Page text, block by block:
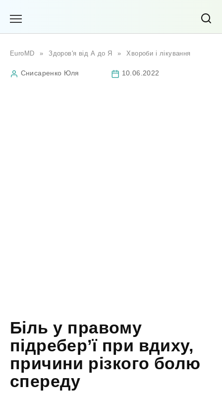
EuroMD » Здоров'я від А до Я » Хвороби і лікування
Снисаренко Юля 10.06.2022
Біль у правому
підребер’ї при вдиху,
причини різкого болю
спереду